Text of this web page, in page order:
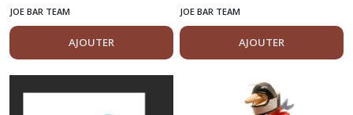
JOE BAR TEAM
AJOUTER
JOE BAR TEAM
AJOUTER
Michelin
(11)
Militaires
(73)